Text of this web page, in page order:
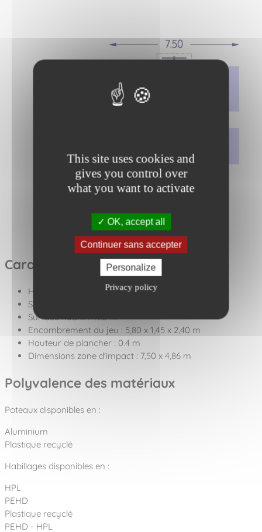
This site uses cookies and
gives you control over
what you want to activate
OK, accept all
Continuer sans accepter
Personalize
Privacy policy
Caractéristiques techniques
Hauteur de chute : 1.2 m
Surface sol souple : 25.8 m²
Surface fluant : 49.2 m²
Encombrement du jeu : 5,80 x 1,45 x 2,40 m
Hauteur de plancher : 0.4 m
Dimensions zone d'impact : 7,50 x 4,86 m
Polyvalence des matériaux
Poteaux disponibles en :
Aluminium
Plastique recyclé
Habillages disponibles en :
HPL
PEHD
Plastique recyclé
PEHD - HPL